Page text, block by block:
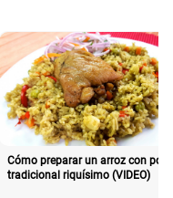
Cómo preparar un arroz con pollo
tradicional riquísimo (VIDEO)